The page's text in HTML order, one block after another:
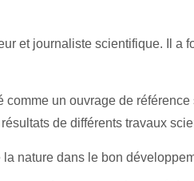
et journaliste scientifique. Il a
comme un ouvrage de
de différents travaux
la nature dans le bon